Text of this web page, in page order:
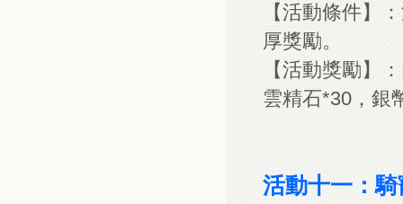
【活動條件】
厚獎勵。
【活動獎勵】
雲精石*30，銀
活動十一：